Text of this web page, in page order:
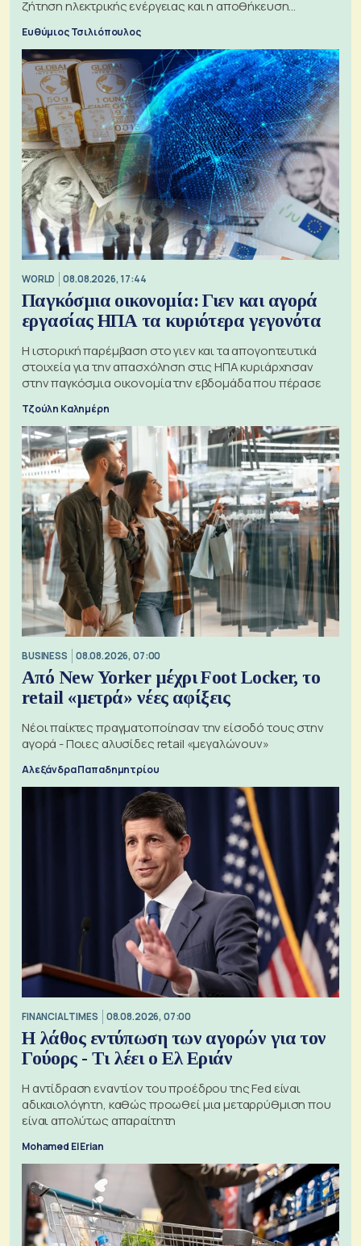
ζήτηση ηλεκτρικής ενέργειας και η αποθήκευση
Ευθύμιος Τσιλιόπουλος
WORLD 08.08.2026, 17:44
Παγκόσμια οικονομία: Γιεν και αγορά
εργασίας ΗΠΑ τα κυριότερα γεγονότα
Η ιστορική παρέμβαση στο γιεν και τα απογοητευτικά
στοιχεία για την απασχόληση στις ΗΠΑ κυριάρχησαν
στην παγκόσμια οικονομία την εβδομάδα που πέρασε
Τζούλη Καλημέρη
BUSINESS 08.08.2026, 07:00
Από New Yorker μέχρι Foot Locker, το
retail «μετρά» νέες αφίξεις
Νέοι παίκτες πραγματοποίησαν την είσοδό τους στην
αγορά - Ποιες αλυσίδες retail «μεγαλώνουν»
Αλεξάνδρα Παπαδημητρίου
FINANCIAL TIMES 08.08.2026, 07:00
Η λάθος εντύπωση των αγορών για τον
Γούορς - Τι λέει ο Ελ Εριάν
Η αντίδραση εναντίον του προέδρου της Fed είναι
αδικαιολόγητη, καθώς προωθεί μια μεταρρύθμιση που
είναι απολύτως απαραίτητη
Mohamed El Erian